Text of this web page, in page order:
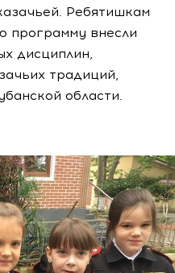
Ребятишкам
программу внесли
дисциплин,
традиций,
области.